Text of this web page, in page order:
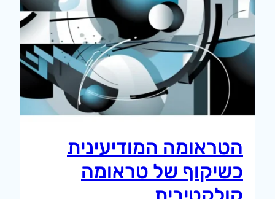
הטראומה המודיעינית
כשיקוף של טראומה